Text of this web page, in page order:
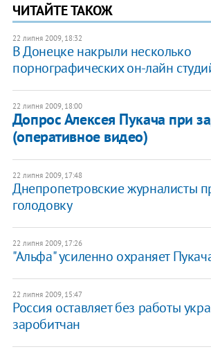
ЧИТАЙТЕ ТАКОЖ
22 липня 2009, 18:32
В Донецке накрыли несколько
порнографических он-лайн
22 липня 2009, 18:00
Допрос Алексея Пукача при
(оперативное видео)
22 липня 2009, 17:48
Днепропетровские журналисты
голодовку
22 липня 2009, 17:26
"Альфа" усиленно охраняет
22 липня 2009, 15:47
Россия оставляет без работы
заробитчан